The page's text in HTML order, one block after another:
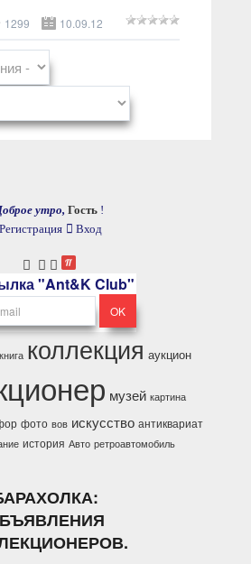
1299 10.09.12
утро, Гость !
Регистрация
Вход
"Ant&K Club"
книга коллекция аукцион
музей картина
фото вов искусство антиквариат
история Авто ретроавтомобиль